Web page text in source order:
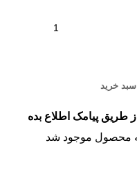
سبد خرید
طریق پیامک اطلاع بده
محصول موجود شد